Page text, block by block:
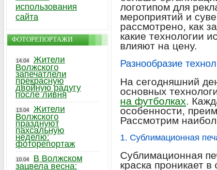
логотипом для
мероприятий и
рассмотрено, как
какие технологии
влияют на цену.
Разнообразие
На сегодняшний
основных
на футболках.
особенности,
Рассмотрим
1. Сублимационная
Сублимационная
краска проникает в
использования
сайта
ФОТОРЕПОРТАЖИ
14.04
Жители
Волжского
запечатлели
прекрасную
двойную радугу
после ливня
13.04
Жители
Волжского
празднуют
пахсальную
неделю:
фоторепортаж
10.04
В Волжском
зацвела весна: